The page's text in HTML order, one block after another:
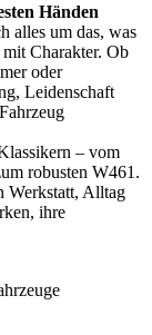
Händen
alles um das, was
mit Charakter. Ob
oder
Leidenschaft
– vom
robusten W461.
Werkstatt, Alltag
ihre